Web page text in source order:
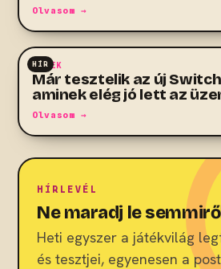
Olvasom →
HÍR
HÍREK
Már tesztelik az új
aminek elég jó lett az
Olvasom →
HÍRLEVÉL
Ne maradj le
Heti egyszer a játékvilág
és tesztjei, egyenesen a